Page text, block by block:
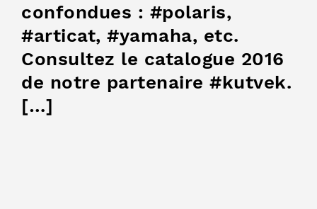
confondues : #polaris,
#articat, #yamaha, etc.
Consultez le catalogue 2016
de notre partenaire #kutvek.
[…]